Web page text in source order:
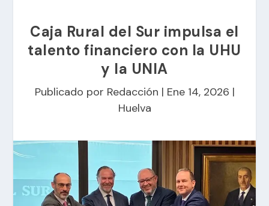
Caja Rural del Sur impulsa el
talento financiero con la UHU
y la UNIA
Publicado por Redacción | Ene 14, 2026 |
Huelva